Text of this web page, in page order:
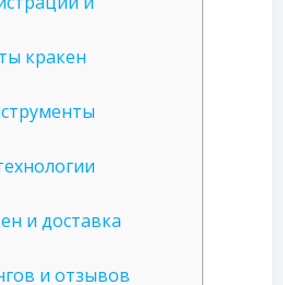
кракен
и доставка
и отзывов